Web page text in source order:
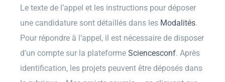
Le texte de l’appel et les instructions pour déposer
une candidature sont détaillés dans les Modalités.
Pour répondre à l’appel, il est nécessaire de disposer
d’un compte sur la plateforme Sciencesconf. Après
identification, les projets peuvent être déposés dans